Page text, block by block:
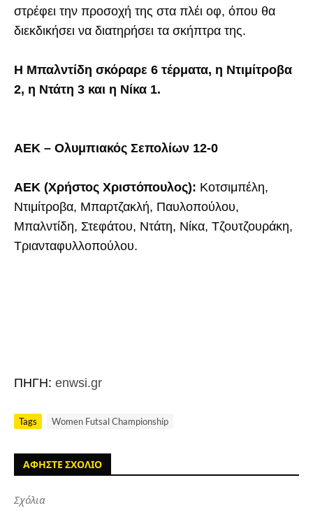
στρέφει την προσοχή της στα πλέι οφ, όπου θα
διεκδικήσει να διατηρήσει τα σκήπτρα της.
Η Μπαλντίδη σκόραρε 6 τέρματα, η Ντιμίτροβα
2, η Ντάτη 3 και η Νίκα 1.
ΑΕΚ – Ολυμπιακός Σεπολίων 12-0
ΑΕΚ (Χρήστος Χριστόπουλος): Κοτσιμπέλη,
Ντιμίτροβα, Μπαρτζακλή, Παυλοπούλου,
Μπαλντίδη, Στεφάτου, Ντάτη, Νίκα, Τζουτζουράκη,
Τριανταφυλλοπούλου.
ΠΗΓΗ: enwsi.gr
Tags Women Futsal Championship
ΑΦΗΣΤΕ ΣΧΟΛΙΟ
Σχόλια